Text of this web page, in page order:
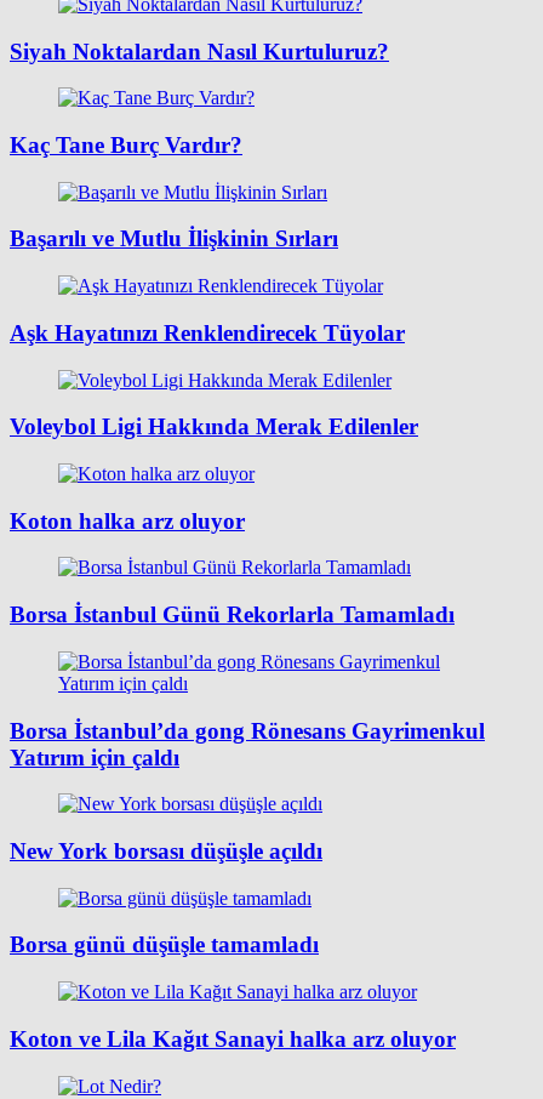
Siyah Noktalardan Nasıl Kurtuluruz?
Kaç Tane Burç Vardır?
Başarılı ve Mutlu İlişkinin Sırları
Aşk Hayatınızı Renklendirecek Tüyolar
Voleybol Ligi Hakkında Merak Edilenler
Koton halka arz oluyor
Borsa İstanbul Günü Rekorlarla Tamamladı
Borsa İstanbul’da gong Rönesans Gayrimenkul
Yatırım için çaldı
New York borsası düşüşle açıldı
Borsa günü düşüşle tamamladı
Koton ve Lila Kağıt Sanayi halka arz oluyor